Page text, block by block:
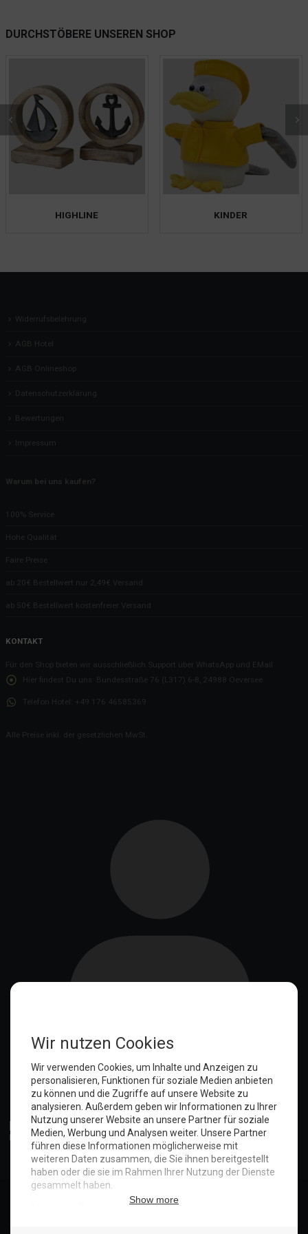
DURCHSTÖBERE UNSEREN SHOP
HIGHLINE KINDER
Widerrufsbelehrung
AGB Hotel
AGB Onlineshop
Datenschutzerklärung
Bewertungen
Impressum
Warum bei uns kaufen?
100% Service
Hohe Qualität
Faire Preise
ab 20€ Bestellwert nur 2,49€ Versand
ab 50€ Bestellwert kostenfreier Versand
KONTAKT
Für den Shop bieten wir ausschließlich Support über WhatsApp und EMail
Hier findest Du uns:
Bundesstraße 76 (L317) 6-8, 24988 Oeversee
Telefon Hotel: +49 176 46585369
Alle Preise inkl. der gesetzlichen MwSt.
Anmelden